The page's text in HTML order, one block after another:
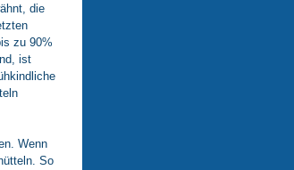
die
zu 90%
ist
Wenn
So